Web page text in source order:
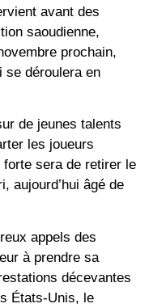
avant des
saoudienne,
prochain,
se déroulera en
de jeunes talents
les joueurs
sera de retirer le
aujourd’hui âgé de
appels des
à prendre sa
décevantes
États-Unis, le